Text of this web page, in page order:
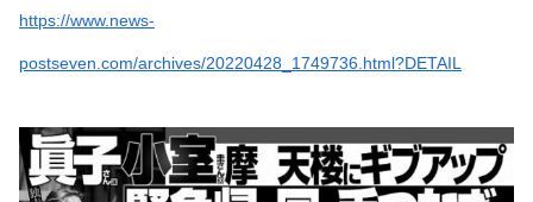
https://www.news-
postseven.com/archives/20220428_1749736.html?DETAIL